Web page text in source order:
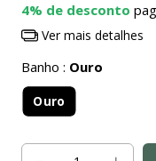
4% de desconto
Ver mais detalhes
Banho : Ouro
Ouro